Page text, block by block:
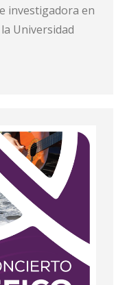
investigadora en
Universidad